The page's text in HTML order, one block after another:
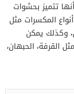
تتميز بحشوات
المكسرات مثل
وكذلك يمكن
القرفة، الحبهان،